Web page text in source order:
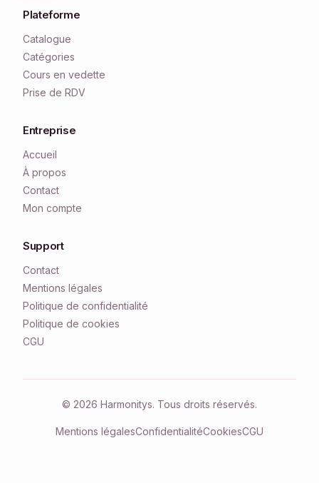
Plateforme
Catalogue
Catégories
Cours en vedette
Prise de RDV
Entreprise
Accueil
À propos
Contact
Mon compte
Support
Contact
Mentions légales
Politique de confidentialité
Politique de cookies
CGU
© 2026 Harmonitys. Tous droits réservés.
Mentions légalesConfidentialitéCookiesCGU